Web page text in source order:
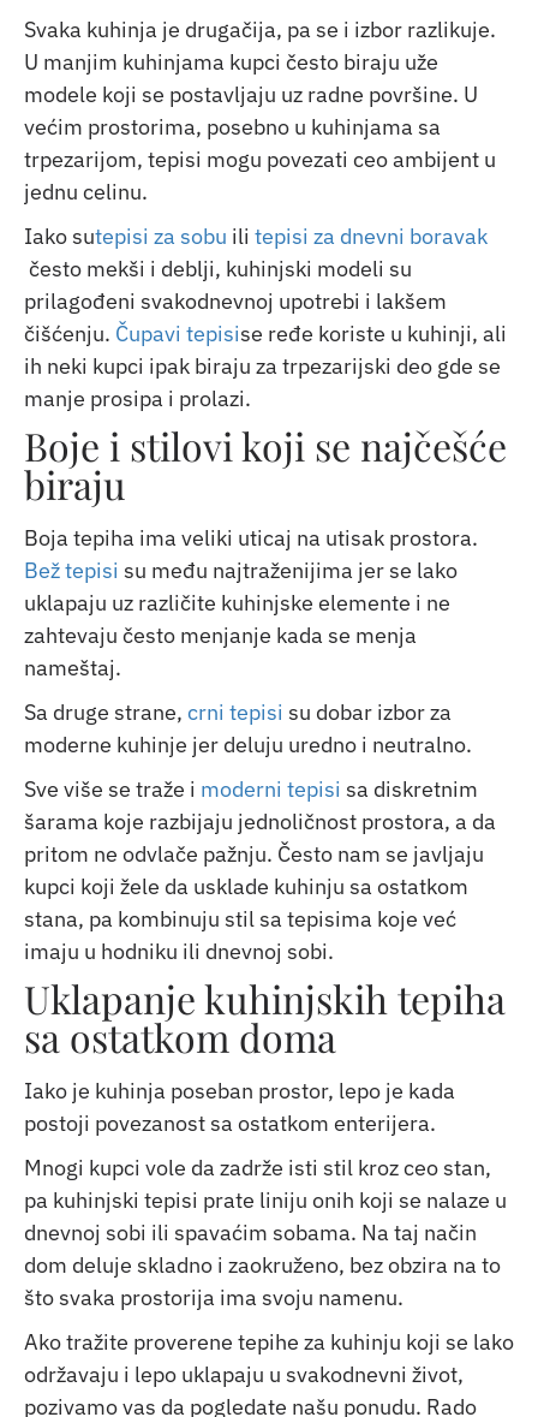
Svaka kuhinja je drugačija, pa se i izbor razlikuje.
U manjim kuhinjama kupci često biraju uže
modele koji se postavljaju uz radne površine. U
većim prostorima, posebno u kuhinjama sa
trpezarijom, tepisi mogu povezati ceo ambijent u
jednu celinu.
Iako sutepisi za sobu ili tepisi za dnevni boravak
često mekši i deblji, kuhinjski modeli su
prilagođeni svakodnevnoj upotrebi i lakšem
čišćenju. Čupavi tepisise ređe koriste u kuhinji, ali
ih neki kupci ipak biraju za trpezarijski deo gde se
manje prosipa i prolazi.
Boje i stilovi koji se najčešće
biraju
Boja tepiha ima veliki uticaj na utisak prostora.
Bež tepisi su među najtraženijima jer se lako
uklapaju uz različite kuhinjske elemente i ne
zahtevaju često menjanje kada se menja
nameštaj.
Sa druge strane, crni tepisi su dobar izbor za
moderne kuhinje jer deluju uredno i neutralno.
Sve više se traže i moderni tepisi sa diskretnim
šarama koje razbijaju jednoličnost prostora, a da
pritom ne odvlače pažnju. Često nam se javljaju
kupci koji žele da usklade kuhinju sa ostatkom
stana, pa kombinuju stil sa tepisima koje već
imaju u hodniku ili dnevnoj sobi.
Uklapanje kuhinjskih tepiha
sa ostatkom doma
Iako je kuhinja poseban prostor, lepo je kada
postoji povezanost sa ostatkom enterijera.
Mnogi kupci vole da zadrže isti stil kroz ceo stan,
pa kuhinjski tepisi prate liniju onih koji se nalaze u
dnevnoj sobi ili spavaćim sobama. Na taj način
dom deluje skladno i zaokruženo, bez obzira na to
što svaka prostorija ima svoju namenu.
Ako tražite proverene tepihe za kuhinju koji se lako
održavaju i lepo uklapaju u svakodnevni život,
pozivamo vas da pogledate našu ponudu. Rado